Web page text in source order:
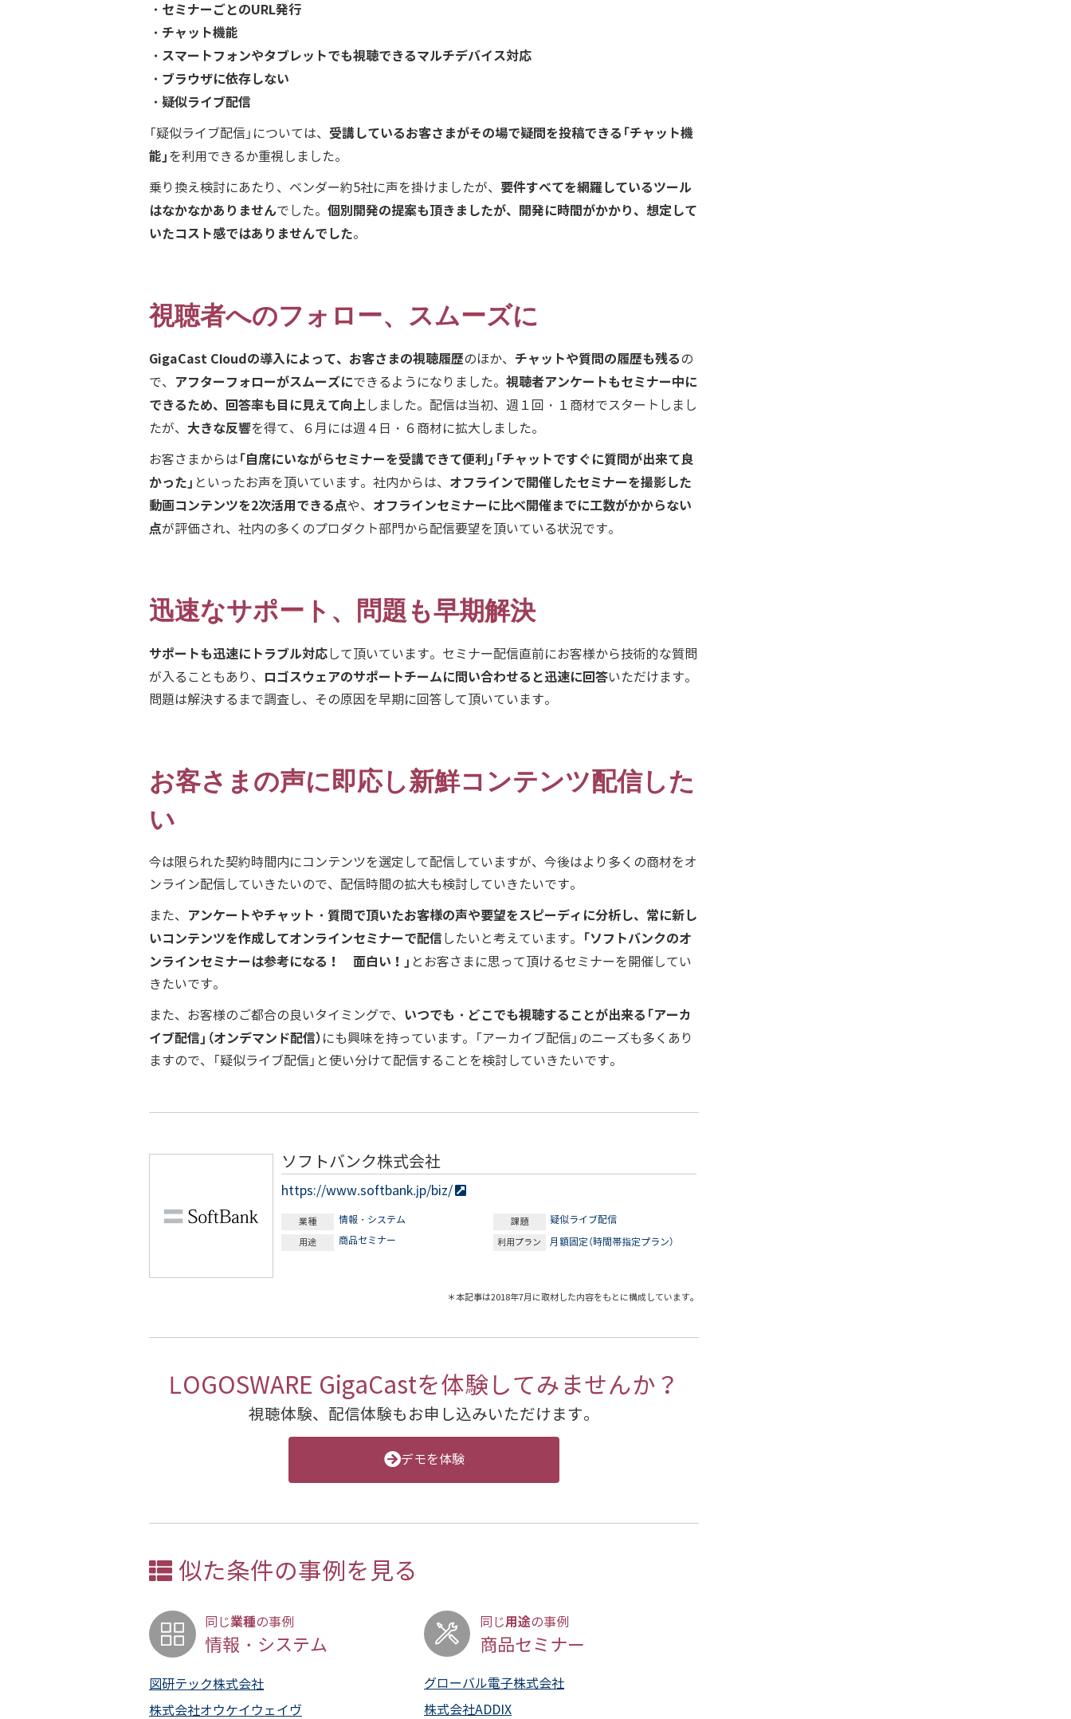
・セミナーごとのURL発行
・チャット機能
・スマートフォンやタブレットでも視聴できるマルチデバイス対応
・ブラウザに依存しない
・疑似ライブ配信
「疑似ライブ配信」については、 受講しているお客さまがその場で疑問を投稿できる「チャット機
能」 を利用できるか重視しました。
乗り換え検討にあたり、ベンダー約5社に声を掛けましたが、 要件すべてを網羅しているツール
はなかなかありませんでした。 個別開発の提案も頂きましたが、開発に時間がかかり、想定して
いたコスト感ではありませんでした。
視聴者へのフォロー、スムーズに
GigaCast Cloudの導入によって、お客さまの視聴履歴のほか、 チャットや質問の履歴も残る の
で、
アフターフォローがスムーズにできるようになりました。 視聴者アンケートもセミナー中に
できるため、回答率も目に見えて向上 しました。配信は当初、週１回・１商材でスタートしまし
たが、 大きな反響を得て、６月には週４日・６商材に拡大しました。
お客さまからは 「自席にいながらセミナーを受講できて便利」「チャットですぐに質問が出来て良
かった」 といったお声を頂いています。社内からは、 オフラインで開催したセミナーを撮影した
動画コンテンツを2次活用できる点や、 オフラインセミナーに比べ開催までに工数がかからない
点が評価され、社内の多くのプロダクト部門から配信要望を頂いている状況です。
迅速なサポート、問題も早期解決
サポートも迅速にトラブル対応 して頂いています。セミナー配信直前にお客様から技術的な質問
が入ることもあり、
ロゴスウェアのサポートチームに問い合わせると迅速に回答いただけます。
問題は解決するまで調査し、その原因を早期に回答して頂いています。
お客さまの声に即応し新鮮コンテンツ配信した
い
今は限られた契約時間内にコンテンツを選定して配信していますが、今後はより多くの商材をオ
ンライン配信していきたいので、配信時間の拡大も検討していきたいです。
また、
アンケートやチャット・質問で頂いたお客様の声や要望をスピーディに分析し、常に新し
いコンテンツを作成してオンラインセミナーで配信 したいと考えています。
「ソフトバンクのオ
ンラインセミナーは参考になる！ 面白い！」 とお客さまに思って頂けるセミナーを開催してい
きたいです。
また、お客様のご都合の良いタイミングで、 いつでも・どこでも視聴することが出来る「アーカ
イブ配信」（オンデマンド配信） にも興味を持っています。「アーカイブ配信」のニーズも多くあり
ますので、「疑似ライブ配信」と使い分けて配信することを検討していきたいです。
ソフトバンク株式会社
https://www.softbank.jp/biz/
業種 情報・システム
用途 商品セミナー
課題 疑似ライブ配信
利用プラン 月額固定（時間帯指定プラン）
＊本記事は2018年7月に取材した内容をもとに構成しています。
LOGOSWARE GigaCastを体験してみませんか？
視聴体験、配信体験もお申し込みいただけます。
デモを体験
似た条件の事例を見る
同じ業種の事例
情報・システム
図研テック株式会社
株式会社オウケイウェイヴ
同じ用途の事例
商品セミナー
グローバル電子株式会社
株式会社ADDIX